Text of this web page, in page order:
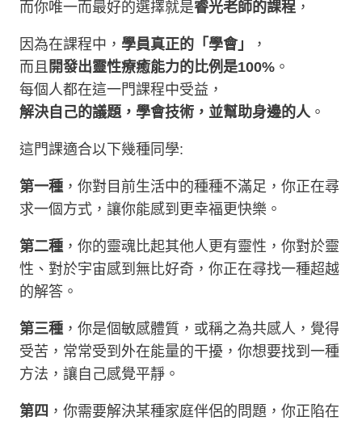
而你唯一而最好的選擇就是睿光老師的課程 ，
因為在課程中， 學員真正的「學會」
，
而且 開發出靈性療癒能力的比例是100% 。
每個人都在這一門課程中受益，
解決自己的議題，學會技術，並幫助身邊的人。
這門課適合以下幾種同學:
第一種 ，你對目前生活中的種種不滿足，你正在尋
求一個方式，讓你能感到更幸福更快樂。
第二種 ，你的靈魂比起其他人更有靈性，你對於靈
性、對於宇宙感到無比好奇，你正在尋找一種超越
的解答。
第三種 ，你是個敏感體質，或稱之為共感人，覺得
受苦，常常受到外在能量的干擾，你想要找到一種
方法，讓自己感覺平靜。
第四 ，你需要解決某種家庭伴侶的問題，你正陷在